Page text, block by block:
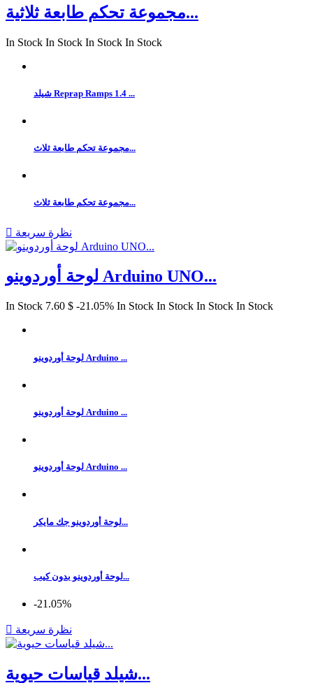
مجموعة تحكم طابعة ثلاثية...
In Stock In Stock In Stock In Stock
شيلد Reprap Ramps 1.4 ...
مجموعة تحكم طابعة ثلاث...
مجموعة تحكم طابعة ثلاث...
 نظرة سريعة
لوحة أوردوينو Arduino UNO...
In Stock 7.60 $ ‎-21.05% In Stock In Stock In Stock In Stock
لوحة أوردوينو Arduino ...
لوحة أوردوينو Arduino ...
لوحة أوردوينو Arduino ...
لوحة أوردوينو جك مايكر...
لوحة أوردوينو بدون كيب...
‎-21.05%
 نظرة سريعة
شيلد قياسات حيوية...